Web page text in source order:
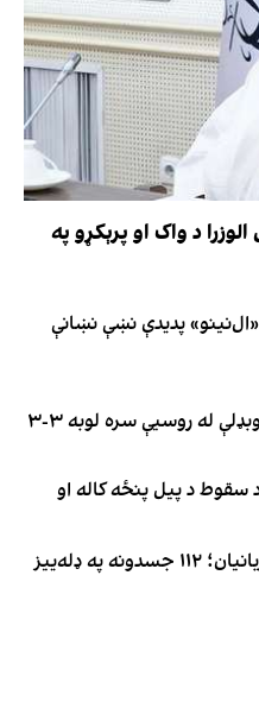
د واک او پرېکړو په
پدیدې نښې نښانې
د افغانستان فوټسال ملي لوبډلې له روسیې سره لوبه ۳-۳
د سقوط د پیل پنځه کاله او
په غزه کې د اسراییلي برید قربانیان؛ ۱۱۲ جسدونه په ډله‌ییز